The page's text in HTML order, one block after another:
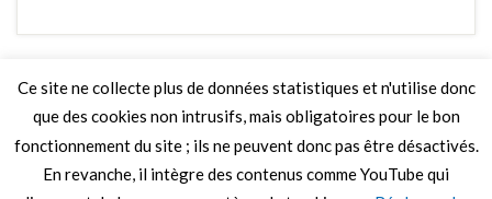
LIRE PLUS
Ce site ne collecte plus de données statistiques et n'utilise donc
que des cookies non intrusifs, mais obligatoires pour le bon
fonctionnement du site ; ils ne peuvent donc pas être désactivés.
En revanche, il intègre des contenus comme YouTube qui